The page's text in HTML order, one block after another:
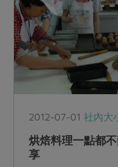
2012-07-01社內大
烘焙料理一點都
享